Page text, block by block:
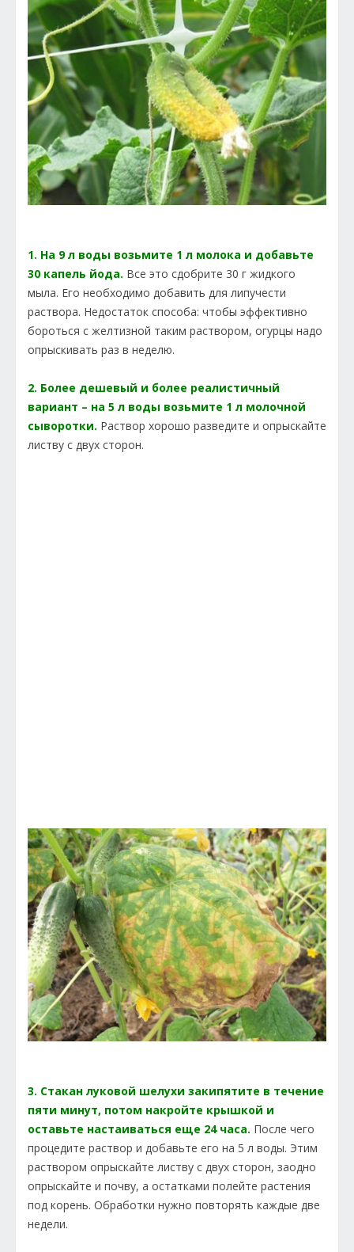
1. На 9 л воды возьмите 1 л молока и добавьте
30 капель йода. Все это сдобрите 30 г жидкого
мыла. Его необходимо добавить для липучести
раствора. Недостаток способа: чтобы эффективно
бороться с желтизной таким раствором, огурцы надо
опрыскивать раз в неделю.
2. Более дешевый и более реалистичный
вариант – на 5 л воды возьмите 1 л молочной
сыворотки. Раствор хорошо разведите и опрыскайте
листву с двух сторон.
3. Стакан луковой шелухи закипятите в течение
пяти минут, потом накройте крышкой и
оставьте настаиваться еще 24 часа. После чего
процедите раствор и добавьте его на 5 л воды. Этим
раствором опрыскайте листву с двух сторон, заодно
опрыскайте и почву, а остатками полейте растения
под корень. Обработки нужно повторять каждые две
недели.